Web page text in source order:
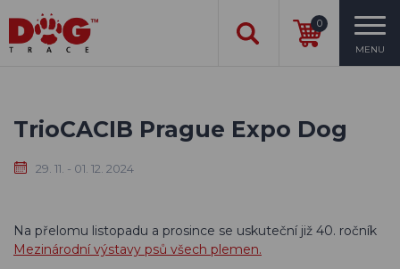
0
MENU
TrioCACIB Prague Expo Dog
29. 11. - 01. 12. 2024
Na přelomu listopadu a prosince se uskuteční již 40. ročník
Mezinárodní výstavy psů všech plemen.